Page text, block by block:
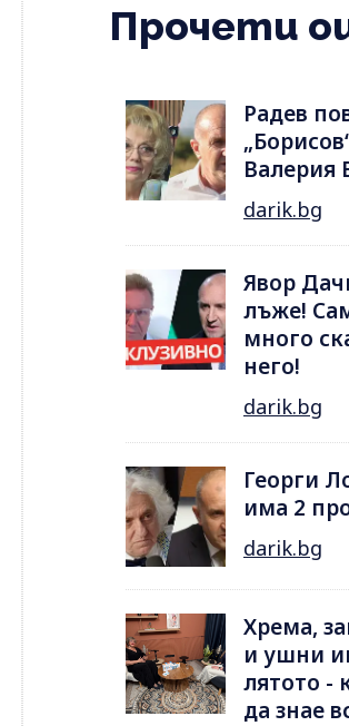
Прочети
Радев
Валерия
darik.bg
Явор
лъже!
много
него!
darik.bg
Георги
има 2
darik.bg
Хрема,
и ушни
лятотo -
да знае